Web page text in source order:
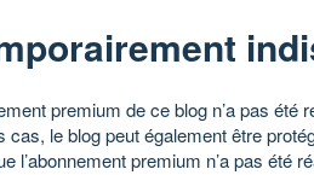
premium de ce blog n’a pas été
le blog peut également être
l’abonnement premium n’a pas été